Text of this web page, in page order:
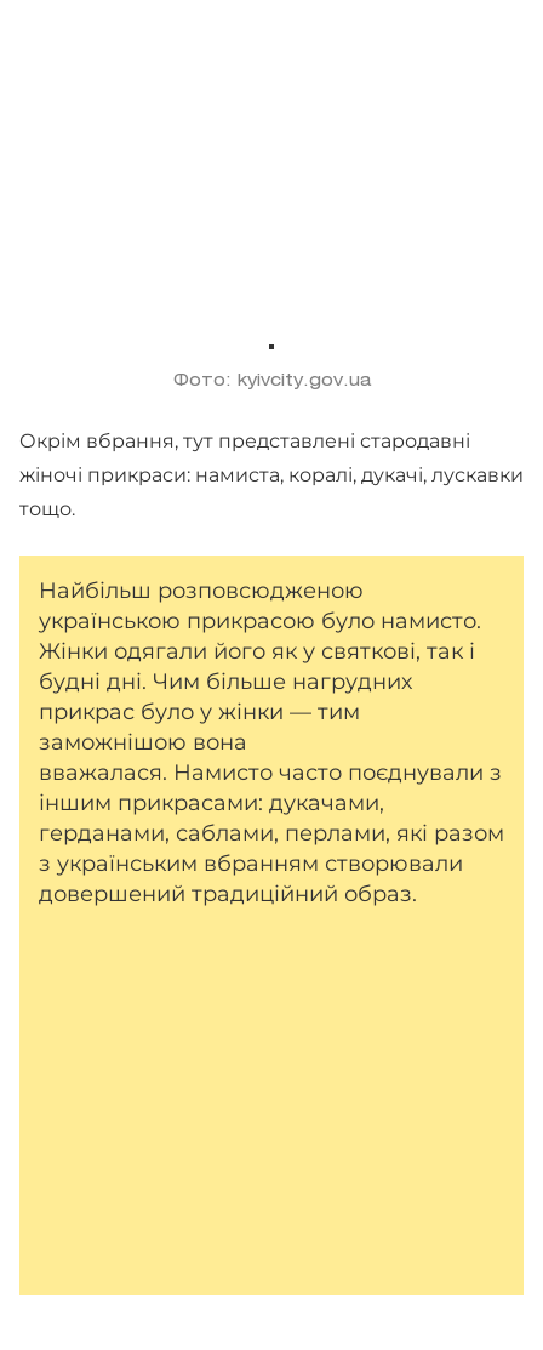
Фото: kyivcity.gov.ua
Окрім вбрання, тут представлені стародавні
жіночі прикраси: намиста, коралі, дукачі, лускавки
тощо.
Найбільш розповсюдженою
українською прикрасою було намисто.
Жінки одягали його як у святкові, так і
будні дні. Чим більше нагрудних
прикрас було у жінки — тим
заможнішою вона
вважалася. Намисто часто поєднували з
іншим прикрасами: дукачами,
герданами, саблами, перлами, які разом
з українським вбранням створювали
довершений традиційний образ.